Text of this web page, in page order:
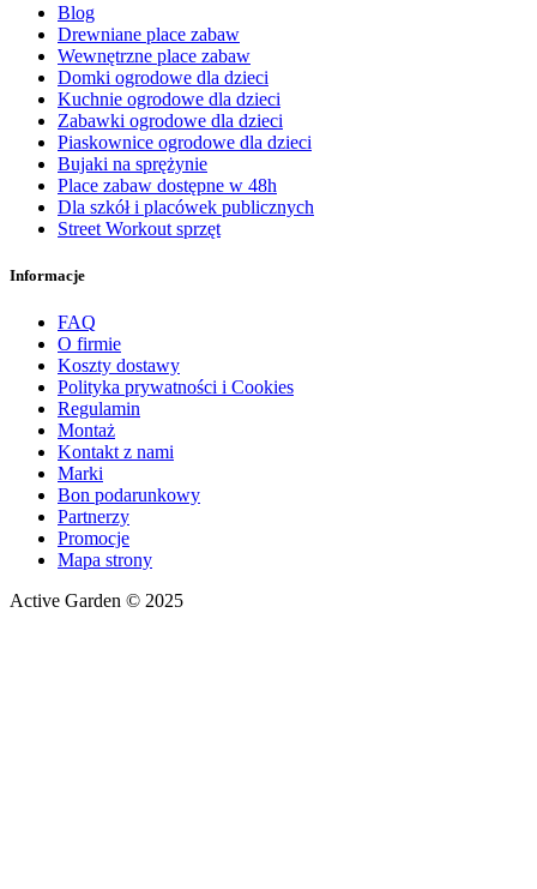
Blog
Drewniane place zabaw
Wewnętrzne place zabaw
Domki ogrodowe dla dzieci
Kuchnie ogrodowe dla dzieci
Zabawki ogrodowe dla dzieci
Piaskownice ogrodowe dla dzieci
Bujaki na sprężynie
Place zabaw dostępne w 48h
Dla szkół i placówek publicznych
Street Workout sprzęt
Informacje
FAQ
O firmie
Koszty dostawy
Polityka prywatności i Cookies
Regulamin
Montaż
Kontakt z nami
Marki
Bon podarunkowy
Partnerzy
Promocje
Mapa strony
Active Garden © 2025